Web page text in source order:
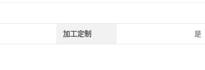
加工定制 是